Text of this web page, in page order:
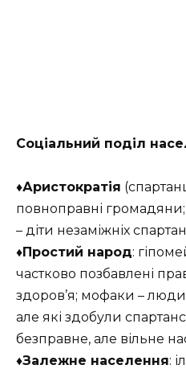
Соціальний поділ
♦Аристократія
повноправні громадяни;
– діти незаміжніх
♦Простий народ:
частково позбавлені
здоров’я; мофаки –
але які здобули
безправне, але вільне
♦Залежне населення: